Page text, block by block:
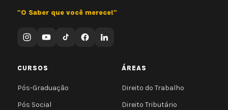
"O Saber que você merece!"
CURSOS
Pós-Graduação
Pós Social
ÁREAS
Direito do Trabalho
Direito Tributário